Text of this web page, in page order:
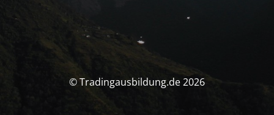
© Tradingausbildung.de 2026